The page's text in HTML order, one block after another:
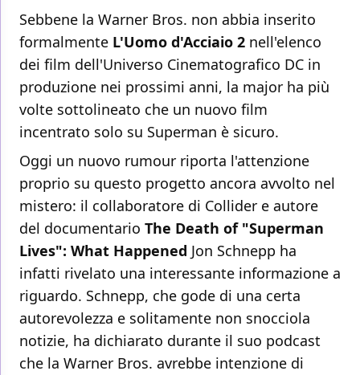
Sebbene la Warner Bros. non abbia inserito
formalmente L'Uomo d'Acciaio 2 nell'elenco
dei film dell'Universo Cinematografico DC in
produzione nei prossimi anni, la major ha più
volte sottolineato che un nuovo film
incentrato solo su Superman è sicuro.
Oggi un nuovo rumour riporta l'attenzione
proprio su questo progetto ancora avvolto nel
mistero: il collaboratore di Collider e autore
del documentario The Death of "Superman
Lives": What Happened Jon Schnepp ha
infatti rivelato una interessante informazione a
riguardo. Schnepp, che gode di una certa
autorevolezza e solitamente non snocciola
notizie, ha dichiarato durante il suo podcast
che la Warner Bros. avrebbe intenzione di